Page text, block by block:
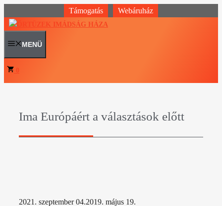
Támogatás Webáruház
MENÜ
0
Ima Európáért a választások előtt
2021. szeptember 04.2019. május 19.